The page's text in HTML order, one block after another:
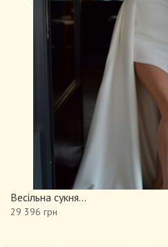
Весільна сукня...
29 396 грн